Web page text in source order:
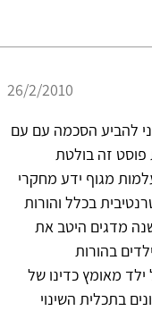
26/2/2010
להביע הסכמה עם עם
פוסט זה בולטת
מגוף ידע מחקרי
בכלל והורות
מדגים היטב את
בהורות
ילד מאומץ כדינו של
בתכלית השינוי